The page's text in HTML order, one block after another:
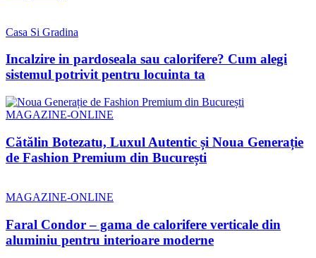
Casa Si Gradina
Incalzire in pardoseala sau calorifere? Cum alegi
sistemul potrivit pentru locuinta ta
MAGAZINE-ONLINE
Cătălin Botezatu, Luxul Autentic și Noua Generație
de Fashion Premium din București
MAGAZINE-ONLINE
Faral Condor – gama de calorifere verticale din
aluminiu pentru interioare moderne